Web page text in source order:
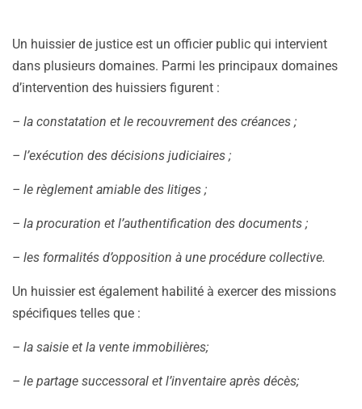
Un huissier de justice est un officier public qui intervient
dans plusieurs domaines. Parmi les principaux domaines
d’intervention des huissiers figurent :
– la constatation et le recouvrement des créances ;
– l’exécution des décisions judiciaires ;
– le règlement amiable des litiges ;
– la procuration et l’authentification des documents ;
– les formalités d’opposition à une procédure collective.
Un huissier est également habilité à exercer des missions
spécifiques telles que :
– la saisie et la vente immobilières;
– le partage successoral et l’inventaire après décès;